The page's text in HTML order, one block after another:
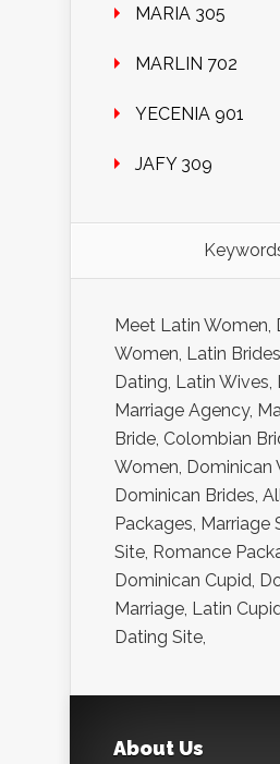
MARIA 305
MARLIN 702
YECENIA 901
JAFY 309
Meet Latin Women,
Women, Latin
Dating, Latin Wives,
Marriage Agency,
Bride, Colombian
Women, Dominican
Dominican Brides,
Packages, Marriage
Site, Romance
Dominican Cupid,
Marriage, Latin
Dating Site,
About Us